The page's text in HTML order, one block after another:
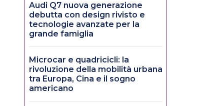
Audi Q7 nuova generazione
debutta con design rivisto e
tecnologie avanzate per la
grande famiglia
Microcar e quadricicli: la
rivoluzione della mobilità urbana
tra Europa, Cina e il sogno
americano